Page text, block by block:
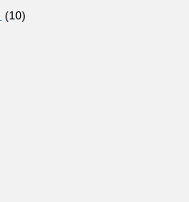
(10)